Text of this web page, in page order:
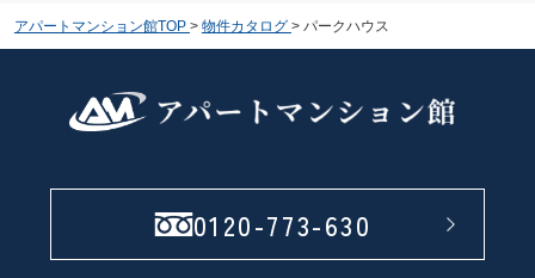
アパートマンション館TOP > 物件カタログ > パークハウス
0120-773-630